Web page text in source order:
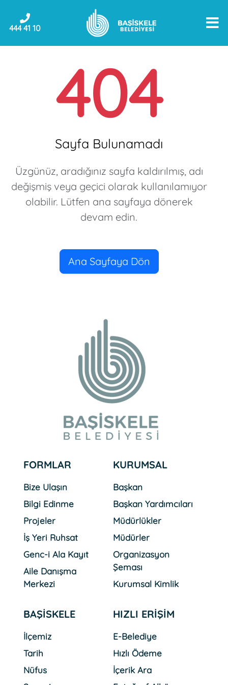
444 41 10
404
Sayfa Bulunamadı
Üzgünüz, aradığınız sayfa kaldırılmış, adı
değişmiş veya geçici olarak kullanılamıyor
olabilir. Lütfen ana sayfaya dönerek
devam edin.
Ana Sayfaya Dön
FORMLAR
Bize Ulaşın
Bilgi Edinme
Projeler
İş Yeri Ruhsat
Genc-i Ala Kayıt
Aile Danışma
Merkezi
KURUMSAL
Başkan
Başkan Yardımcıları
Müdürlükler
Müdürler
Organizasyon
Şeması
Kurumsal Kimlik
BAŞİSKELE
İlçemiz
Tarih
Nüfus
HIZLI ERİŞİM
E-Belediye
Hızlı Ödeme
İçerik Ara